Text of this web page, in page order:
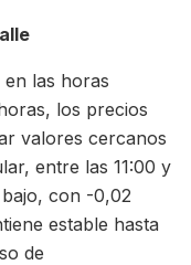
las horas
los precios
valores cercanos
entre las 11:00 y
con -0,02
estable hasta
de